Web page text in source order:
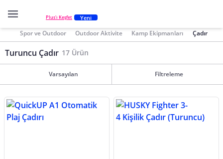
Plus'ı Keşfet Yeni
Spor ve Outdoor Outdoor Aktivite Kamp Ekipmanları Çadır
Turuncu Çadır 17 Ürün
Varsayılan Filtreleme